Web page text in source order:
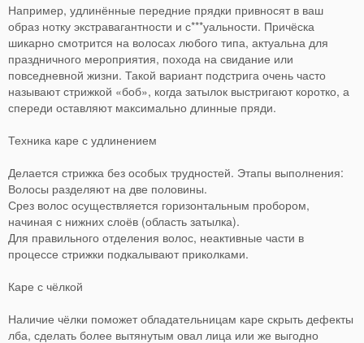
Например, удлинённые передние прядки привносят в ваш
образ нотку экстравагантности и с***уальности. Причёска
шикарно смотрится на волосах любого типа, актуальна для
праздничного мероприятия, похода на свидание или
повседневной жизни. Такой вариант подстрига очень часто
называют стрижкой «боб», когда затылок выстригают коротко, а
спереди оставляют максимально длинные пряди.
Техника каре с удлинением
Делается стрижка без особых трудностей. Этапы выполнения:
Волосы разделяют на две половины.
Срез волос осуществляется горизонтальным пробором,
начиная с нижних слоёв (область затылка).
Для правильного отделения волос, неактивные части в
процессе стрижки подкалывают приколками.
Каре с чёлкой
Наличие чёлки поможет обладательницам каре скрыть дефекты
лба, сделать более вытянутым овал лица или же выгодно